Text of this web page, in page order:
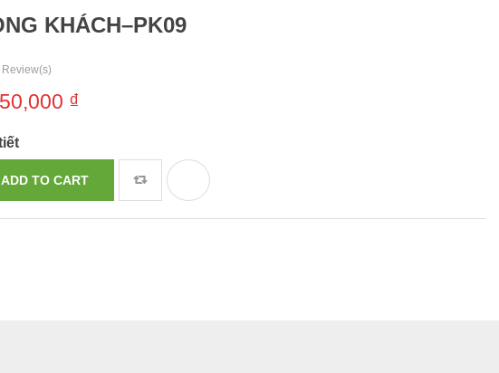
KHÁCH–PK09
Review(s)
₫
ADD TO CART